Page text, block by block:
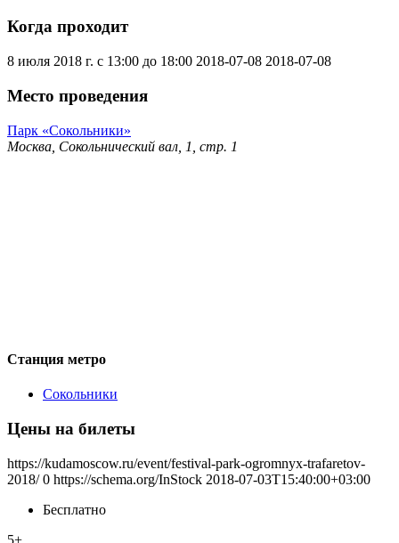
Когда проходит
8 июля 2018 г. с 13:00 до 18:00 2018-07-08 2018-07-08
Место проведения
Парк «Сокольники»
Москва, Сокольнический вал, 1, стр. 1
Станция метро
Сокольники
Цены на билеты
https://kudamoscow.ru/event/festival-park-ogromnyx-trafaretov-
2018/ 0 https://schema.org/InStock 2018-07-03T15:40:00+03:00
Бесплатно
5+